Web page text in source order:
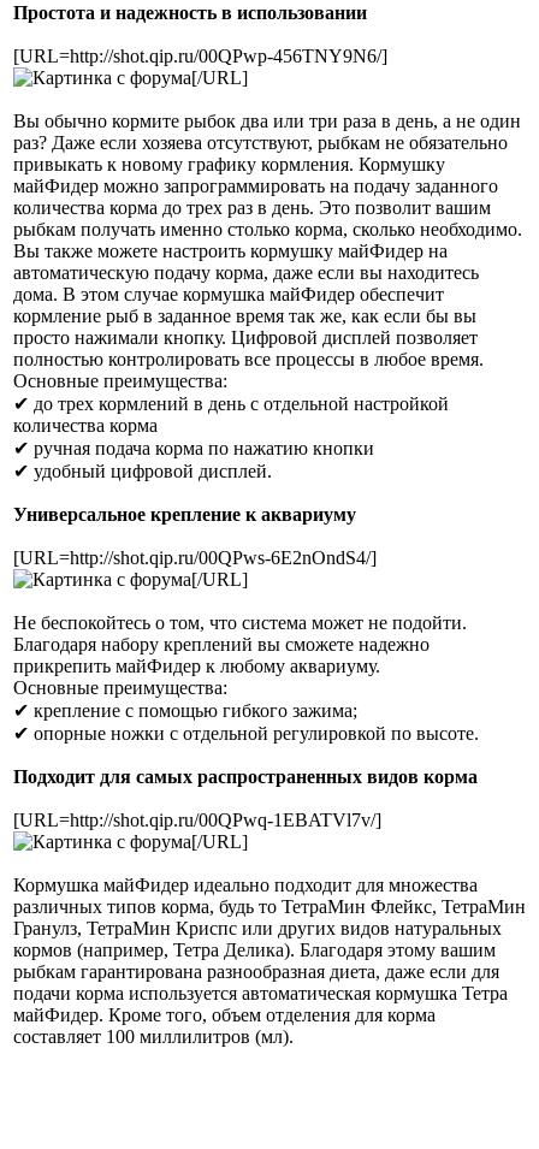
Простота и надежность в использовании
[URL=http://shot.qip.ru/00QPwp-456TNY9N6/]
[/URL]
Вы обычно кормите рыбок два или три раза в день, а не один
раз? Даже если хозяева отсутствуют, рыбкам не обязательно
привыкать к новому графику кормления. Кормушку
майФидер можно запрограммировать на подачу заданного
количества корма до трех раз в день. Это позволит вашим
рыбкам получать именно столько корма, сколько необходимо.
Вы также можете настроить кормушку майФидер на
автоматическую подачу корма, даже если вы находитесь
дома. В этом случае кормушка майФидер обеспечит
кормление рыб в заданное время так же, как если бы вы
просто нажимали кнопку. Цифровой дисплей позволяет
полностью контролировать все процессы в любое время.
Основные преимущества:
✔ до трех кормлений в день с отдельной настройкой
количества корма
✔ ручная подача корма по нажатию кнопки
✔ удобный цифровой дисплей.
Универсальное крепление к аквариуму
[URL=http://shot.qip.ru/00QPws-6E2nOndS4/]
[/URL]
Не беспокойтесь о том, что система может не подойти.
Благодаря набору креплений вы сможете надежно
прикрепить майФидер к любому аквариуму.
Основные преимущества:
✔ крепление с помощью гибкого зажима;
✔ опорные ножки с отдельной регулировкой по высоте.
Подходит для самых распространенных видов корма
[URL=http://shot.qip.ru/00QPwq-1EBATVl7v/]
[/URL]
Кормушка майФидер идеально подходит для множества
различных типов корма, будь то ТетраМин Флейкс, ТетраМин
Гранулз, ТетраМин Криспс или других видов натуральных
кормов (например, Тетра Делика). Благодаря этому вашим
рыбкам гарантирована разнообразная диета, даже если для
подачи корма используется автоматическая кормушка Тетра
майФидер. Кроме того, объем отделения для корма
составляет 100 миллилитров (мл).